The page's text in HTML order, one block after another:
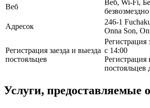
Веб
Веб, Wi-Fi,
безвозмездно
Адресок
246-1
Onna Son,
Регистрация заезда и выезда
постояльцев
Регистрация
с 14:00
Регистрация
постояльцев
Услуги, предоставляемые